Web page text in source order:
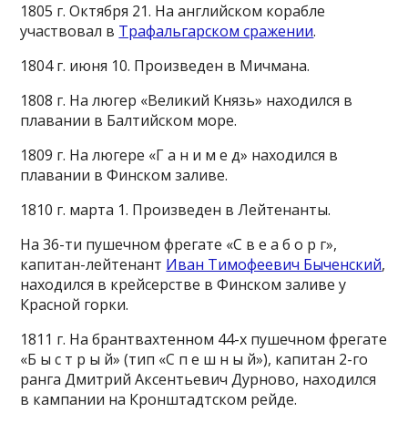
1805 г. Октября 21. На английском корабле
участвовал в Трафальгарском сражении.
1804 г. июня 10. Произведен в Мичмана.
1808 г. На люгер «Великий Князь» находился в
плавании в Балтийском море.
1809 г. На люгере «Г а н и м е д» находился в
плавании в Финском заливе.
1810 г. марта 1. Произведен в Лейтенанты.
На 36-ти пушечном фрегате «С в е а б о р г»,
капитан-лейтенант Иван Тимофеевич Быченский,
находился в крейсерстве в Финском заливе у
Красной горки.
1811 г. На брантвахтенном 44-х пушечном фрегате
«Б ы с т р ы й» (тип «С п е ш н ы й»), капитан 2-го
ранга Дмитрий Аксентьевич Дурново, находился
в кампании на Кронштадтском рейде.